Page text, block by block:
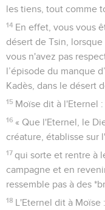
les tiens, tout comme
14 En effet, vous vous
désert de Tsin, lorsque
vous n'avez pas
l’épisode du manque
Kadès, dans le désert
15 Moïse dit à l'Eternel :
16 « Que l'Eternel, le
créature, établisse sur
17 qui sorte et rentre à
campagne et en
ressemble pas à des
18 L'Eternel dit à Moïse